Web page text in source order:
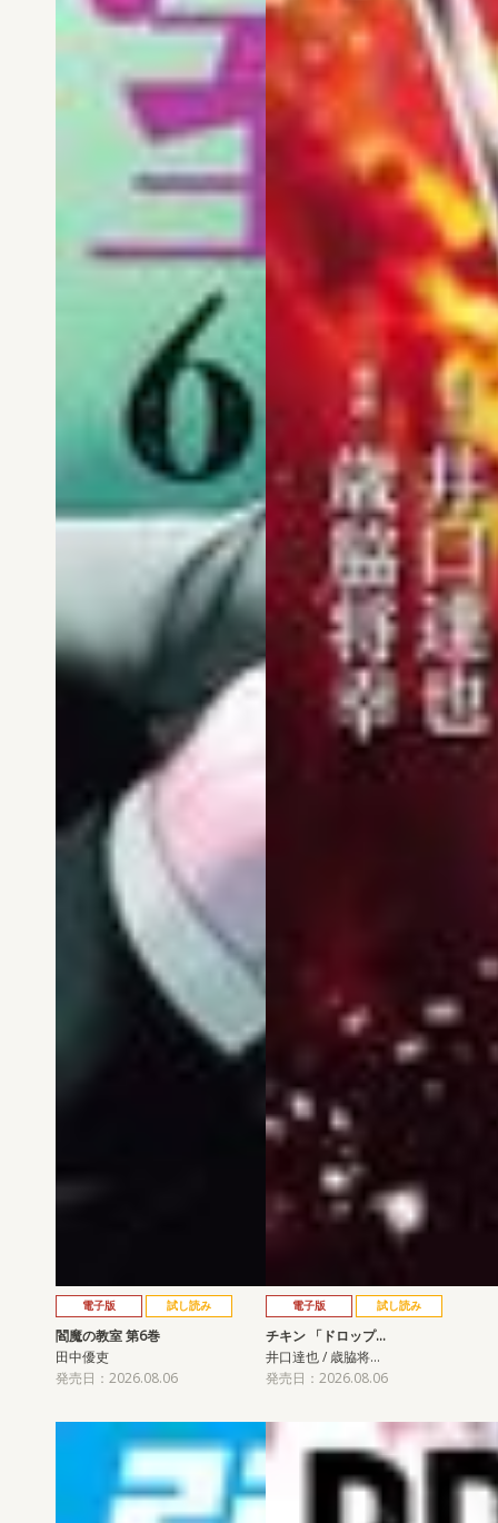
電子版 試し読み
閻魔の教室 第6巻
田中優吏
発売日：2026.08.06
電子版 試し読み
チキン 「ドロップ…
井口達也 / 歳脇将…
発売日：2026.08.06